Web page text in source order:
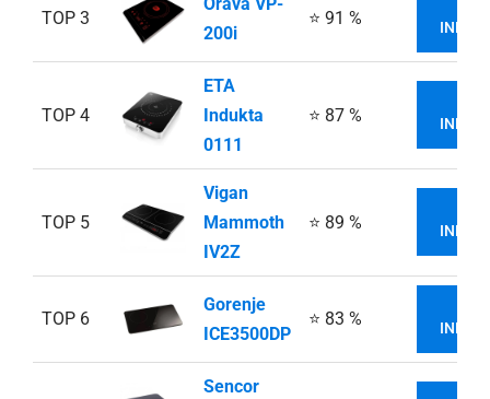
TOP 3
200i
⭐ 91 %
TOP 4
ETA
Indukta
0111
⭐ 87 %
TOP 5
Vigan
Mammoth
IV2Z
⭐ 89 %
TOP 6
Gorenje
ICE3500DP
⭐ 83 %
Sencor